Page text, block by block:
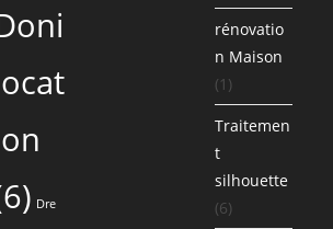
Dre
rénovatio
n Maison
(1)
Traitemen
t
silhouette
(6)